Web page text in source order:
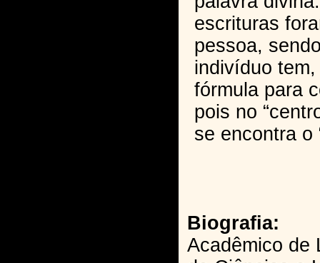
escrituras
pessoa,
indivíduo
fórmula para
pois no
se encontra o
Biografia:
Acadêmico de